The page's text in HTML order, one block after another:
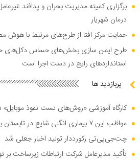
برگزاری کمیته مدیریت بحران و پدافند
درمان شهریار
حمایت مرکز افتا از طرح‌های مرتبط با هوش
طرح ایمن سازی بخش‌های حساس دکل‌های
استاندارد‌های رایج در دست اجرا است
پربازدید ها
کارگاه آموزشی «روش‌های تست نفوذ موبایل»
مواظب این ۷ بیماری انگلی شایع در تابستان باشید
چت‌جی‌پی‌تی رکورددار تولید اخبار جعلی شد
تأکید مدیرعامل شرکت ارتباطات زیرساخت